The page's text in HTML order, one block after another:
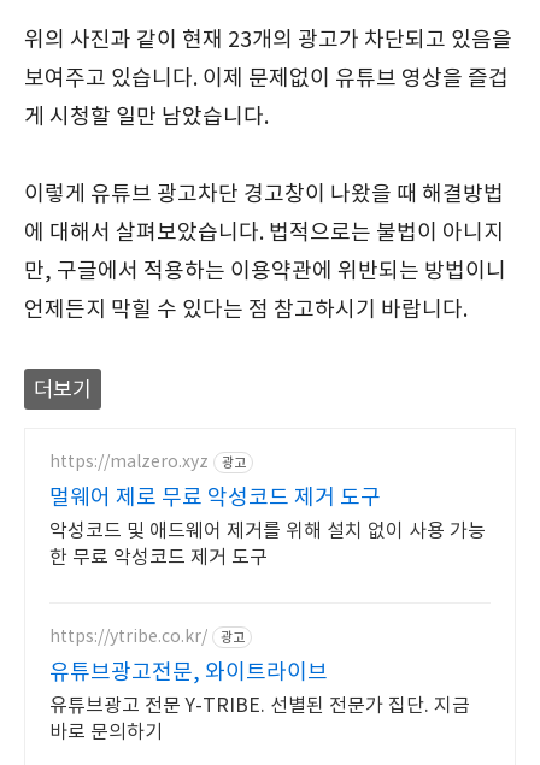
위의 사진과 같이 현재 23개의 광고가 차단되고 있음을
보여주고 있습니다. 이제 문제없이 유튜브 영상을 즐겁
게 시청할 일만 남았습니다.
이렇게 유튜브 광고차단 경고창이 나왔을 때 해결방법
에 대해서 살펴보았습니다. 법적으로는 불법이 아니지
만, 구글에서 적용하는 이용약관에 위반되는 방법이니
언제든지 막힐 수 있다는 점 참고하시기 바랍니다.
더보기
https://malzero.xyz 광고
멀웨어 제로 무료 악성코드 제거 도구
악성코드 및 애드웨어 제거를 위해 설치 없이 사용 가능
한 무료 악성코드 제거 도구
https://ytribe.co.kr/ 광고
유튜브광고전문, 와이트라이브
유튜브광고 전문 Y-TRIBE. 선별된 전문가 집단. 지금
바로 문의하기